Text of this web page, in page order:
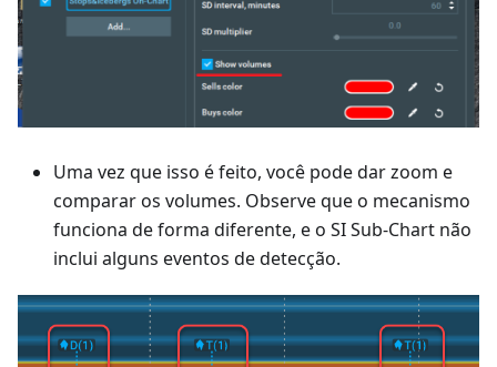
Uma vez que isso é feito, você pode dar zoom e
comparar os volumes. Observe que o mecanismo
funciona de forma diferente, e o SI Sub-Chart não
inclui alguns eventos de detecção.